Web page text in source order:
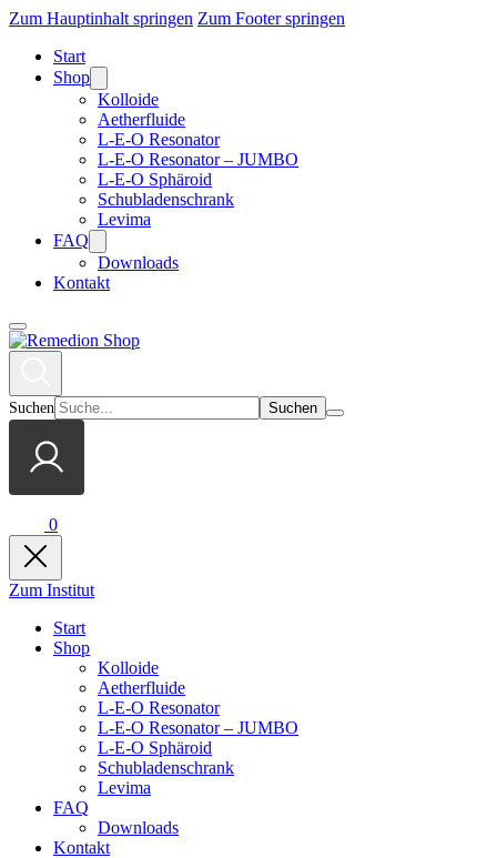
Zum Hauptinhalt springen Zum Footer springen
Start
Shop
Kolloide
Aetherfluide
L-E-O Resonator
L-E-O Resonator – JUMBO
L-E-O Sphäroid
Schubladenschrank
Levima
FAQ
Downloads
Kontakt
Suchen
0
Zum Institut
Start
Shop
Kolloide
Aetherfluide
L-E-O Resonator
L-E-O Resonator – JUMBO
L-E-O Sphäroid
Schubladenschrank
Levima
FAQ
Downloads
Kontakt